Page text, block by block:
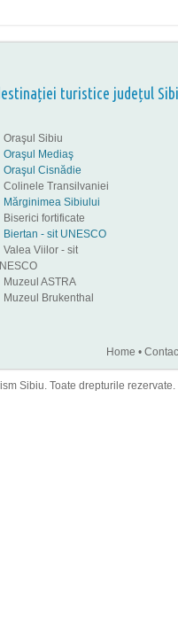
turistice județul
Oraşul Sibiu
Oraşul Mediaş
Oraşul Cisnădie
Colinele Transilvaniei
Mărginimea Sibiului
Biserici fortificate
Biertan - sit UNESCO
Valea Viilor - sit
Muzeul ASTRA
Muzeul Brukenthal
Home •
Sibiu. Toate drepturile rezervate.